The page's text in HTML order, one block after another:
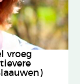
vroeg